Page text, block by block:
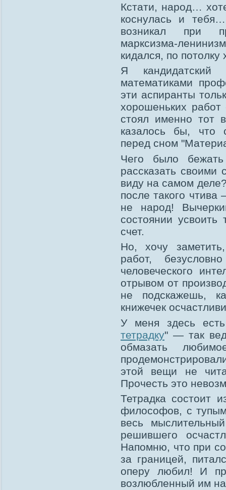
Кстати, народ…
коснулась и
возникал при
марксизма-
кидался, по потолку
Я кандидатский
математиками
эти аспиранты
хорошеньких
стоял именно тот
казалось бы, что
перед сном
Чего было
рассказать
виду на самом
после такого
не народ!
состоянии
счет.
Но, хочу
работ,
человеческого
отрывом от
не подскажешь,
книжечек
У меня здесь
тетрадку" — так
обмазать
этой вещи не
Прочесть это
Тетрадка состоит
философов, с
весь
решившего
Напомню, что при
за границей,
оперу любил! И
возлюбленный им